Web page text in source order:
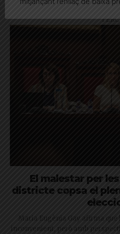
i ERC
El malestar per
districte copsa el
Maria Eugènia Gay afirma que
inconvenient, però amb